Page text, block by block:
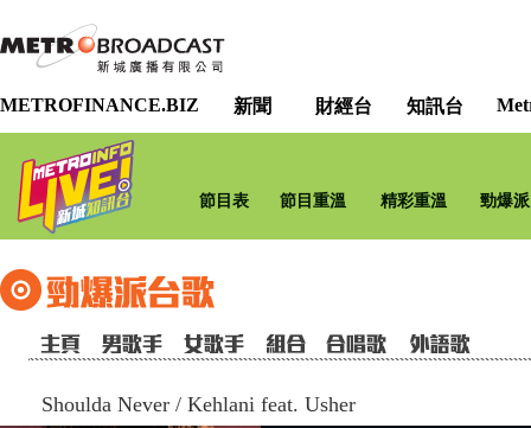
METROFINANCE.BIZ 新聞 財經台 知訊台
節目表 節目重溫 精彩重溫 勁爆
Shoulda Never / Kehlani feat. Usher